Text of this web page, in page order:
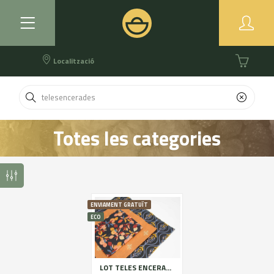
Localització
Totes les categories
ENVIAMENT GRATUÏT
ECO
LOT TELES ENCERADES per embolcallar aliments - 3u talles S, M i L